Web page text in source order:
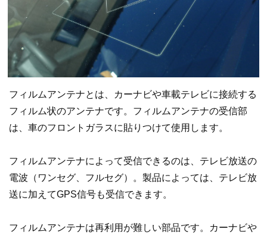
フィルムアンテナとは、カーナビや車載テレビに接続する
フィルム状のアンテナです。フィルムアンテナの受信部
は、車のフロントガラスに貼りつけて使用します。
フィルムアンテナによって受信できるのは、テレビ放送の
電波（ワンセグ、フルセグ）。製品によっては、テレビ放
送に加えてGPS信号も受信できます。
フィルムアンテナは再利用が難しい部品です。カーナビや